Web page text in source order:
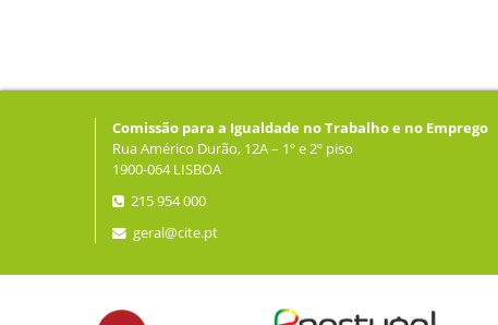
Comissão para a Igualdade no Trabalho e no Emprego
Rua Américo Durão, 12A – 1º e 2º piso
1900-064 LISBOA
215 954 000
geral@cite.pt